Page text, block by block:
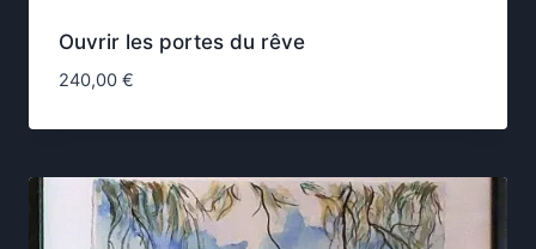
Ouvrir les portes du rêve
240,00 €